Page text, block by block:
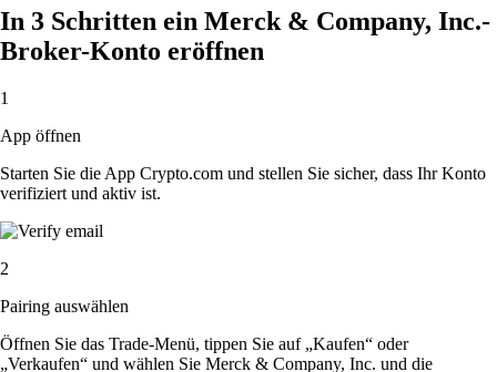
In 3 Schritten ein Merck & Company, Inc.-
Broker-Konto eröffnen
1
App öffnen
Starten Sie die App Crypto.com und stellen Sie sicher, dass Ihr Konto
verifiziert und aktiv ist.
2
Pairing auswählen
Öffnen Sie das Trade-Menü, tippen Sie auf „Kaufen“ oder
„Verkaufen“ und wählen Sie Merck & Company, Inc. und die